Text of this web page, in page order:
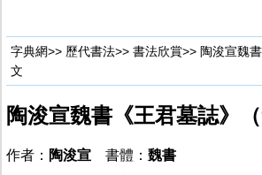
字典網>> 歷代書法>> 書法欣賞>> 陶浚宣魏
文
陶浚宣魏書《王君墓誌》（
作者： 陶浚宣 書體： 魏書